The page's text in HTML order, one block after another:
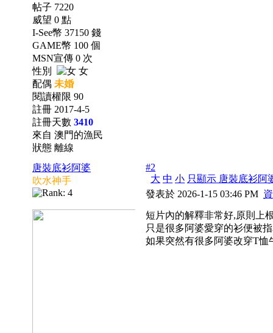
帖子 7220
威望 0 點
I-See幣 37150 錢
GAME幣 100 個
MSN宣傳 0 次
性別
女
配偶 未婚
閱讀權限 90
註冊 2017-4-5
註冊天數 3410
來自 澳門的漁民
狀態 離線
唐裝底衫阿婆
吹水神手
#2
大 中 小 只顯示 唐裝底衫阿
發表於 2026-1-15 03:46 PM
短片內的解釋非常好,原則上
只是很多阿婆愛穿的衫便被
如果突然有很多阿婆改穿T恤